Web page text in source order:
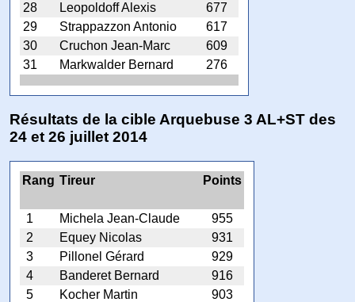
28
Leopoldoff Alexis
677
29
Strappazzon Antonio
617
30
Cruchon Jean-Marc
609
31
Markwalder Bernard 276
Résultats de la cible Arquebuse 3 AL+ST des
24 et 26 juillet 2014
Rang Tireur Points
1 Michela Jean-Claude
955
2
Equey Nicolas
931
3
Pillonel Gérard
929
4
Banderet Bernard
916
5
Kocher Martin
903